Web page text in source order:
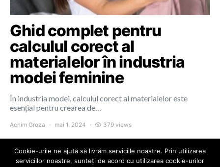
Ghid complet pentru
calculul corect al
materialelor în industria
modei feminine
În industria modei, calculul corect al materialelor este
esențial pentru crearea de…
Achim Groza mai 1, 2024 379 views
Cookie-urile ne ajută să livrăm serviciile noastre. Prin utilizarea
serviciilor noastre, sunteți de acord cu utilizarea cookie-urilor